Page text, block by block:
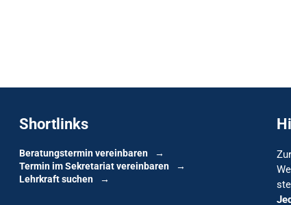
Shortlinks
Beratungstermin vereinbaren
Termin im Sekretariat vereinbaren
Lehrkraft suchen